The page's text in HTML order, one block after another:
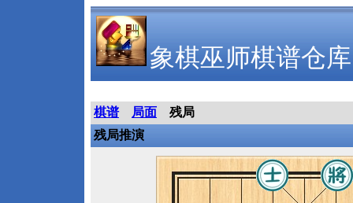
象棋巫师棋谱仓库
棋谱 局面
残局
残局推演